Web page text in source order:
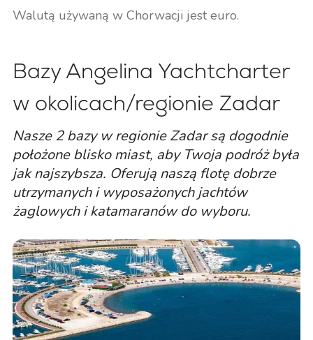
Walutą używaną w Chorwacji jest euro.
Bazy Angelina Yachtcharter
w okolicach/regionie Zadar
Nasze 2 bazy w regionie Zadar są dogodnie
położone blisko miast, aby Twoja podróż była
jak najszybsza. Oferują naszą flotę dobrze
utrzymanych i wyposażonych jachtów
żaglowych i katamaranów do wyboru.